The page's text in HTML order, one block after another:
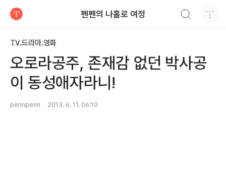
펜펜의 나홀로 여정
TV.드라마.영화
오로라공주, 존재감 없던 박사공
이 동성애자라니!
pennpenn 2013. 6. 11. 06:10